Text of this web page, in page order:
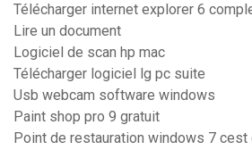
Télécharger internet explorer 6
Lire un document
Logiciel de scan hp mac
Télécharger logiciel lg pc suite
Usb webcam software windows
Paint shop pro 9 gratuit
Point de restauration windows 7 cest